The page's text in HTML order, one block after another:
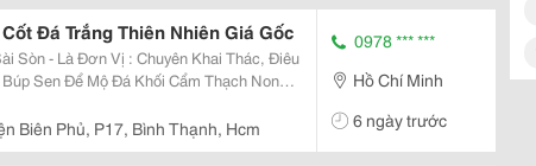
Đá Trắng Thiên Nhiên Giá Gốc
Biên Phủ, P17, Bình Thạnh, Hcm
0978 *** ***
Hồ Chí Minh
6 ngày trước